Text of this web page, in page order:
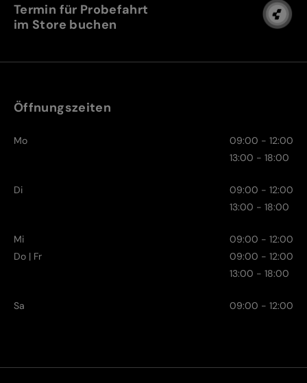
Termin für Probefahrt
im Store buchen
Öffnungszeiten
Mo
09:00 - 12:00
13:00 - 18:00
Di
09:00 - 12:00
13:00 - 18:00
Mi
09:00 - 12:00
Do | Fr
09:00 - 12:00
13:00 - 18:00
Sa 09:00 - 12:00